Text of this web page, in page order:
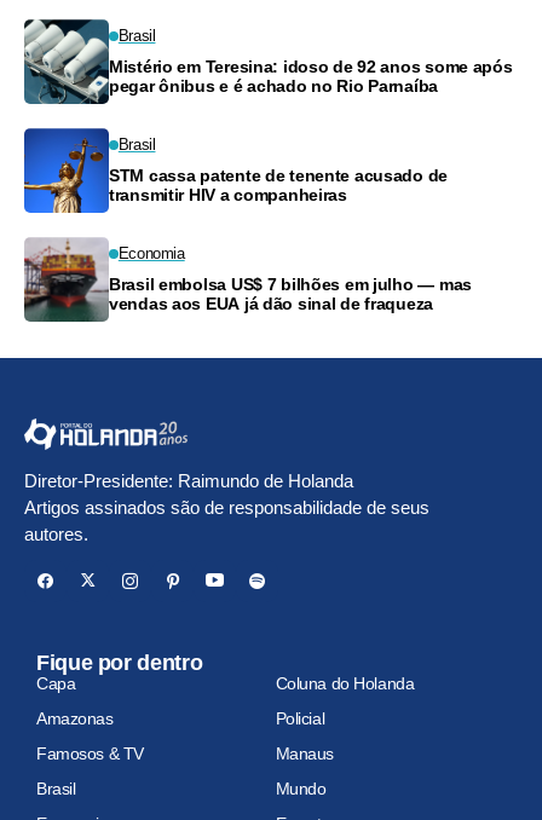
Brasil
Mistério em Teresina: idoso de 92 anos some após
pegar ônibus e é achado no Rio Parnaíba
Brasil
STM cassa patente de tenente acusado de
transmitir HIV a companheiras
Economia
Brasil embolsa US$ 7 bilhões em julho — mas
vendas aos EUA já dão sinal de fraqueza
Diretor-Presidente: Raimundo de Holanda
Artigos assinados são de responsabilidade de seus
autores.
Fique por dentro
Capa
Coluna do Holanda
Amazonas
Policial
Famosos & TV
Manaus
Brasil
Mundo